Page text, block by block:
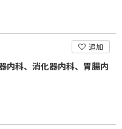
追加
内科、消化器内科、胃腸内